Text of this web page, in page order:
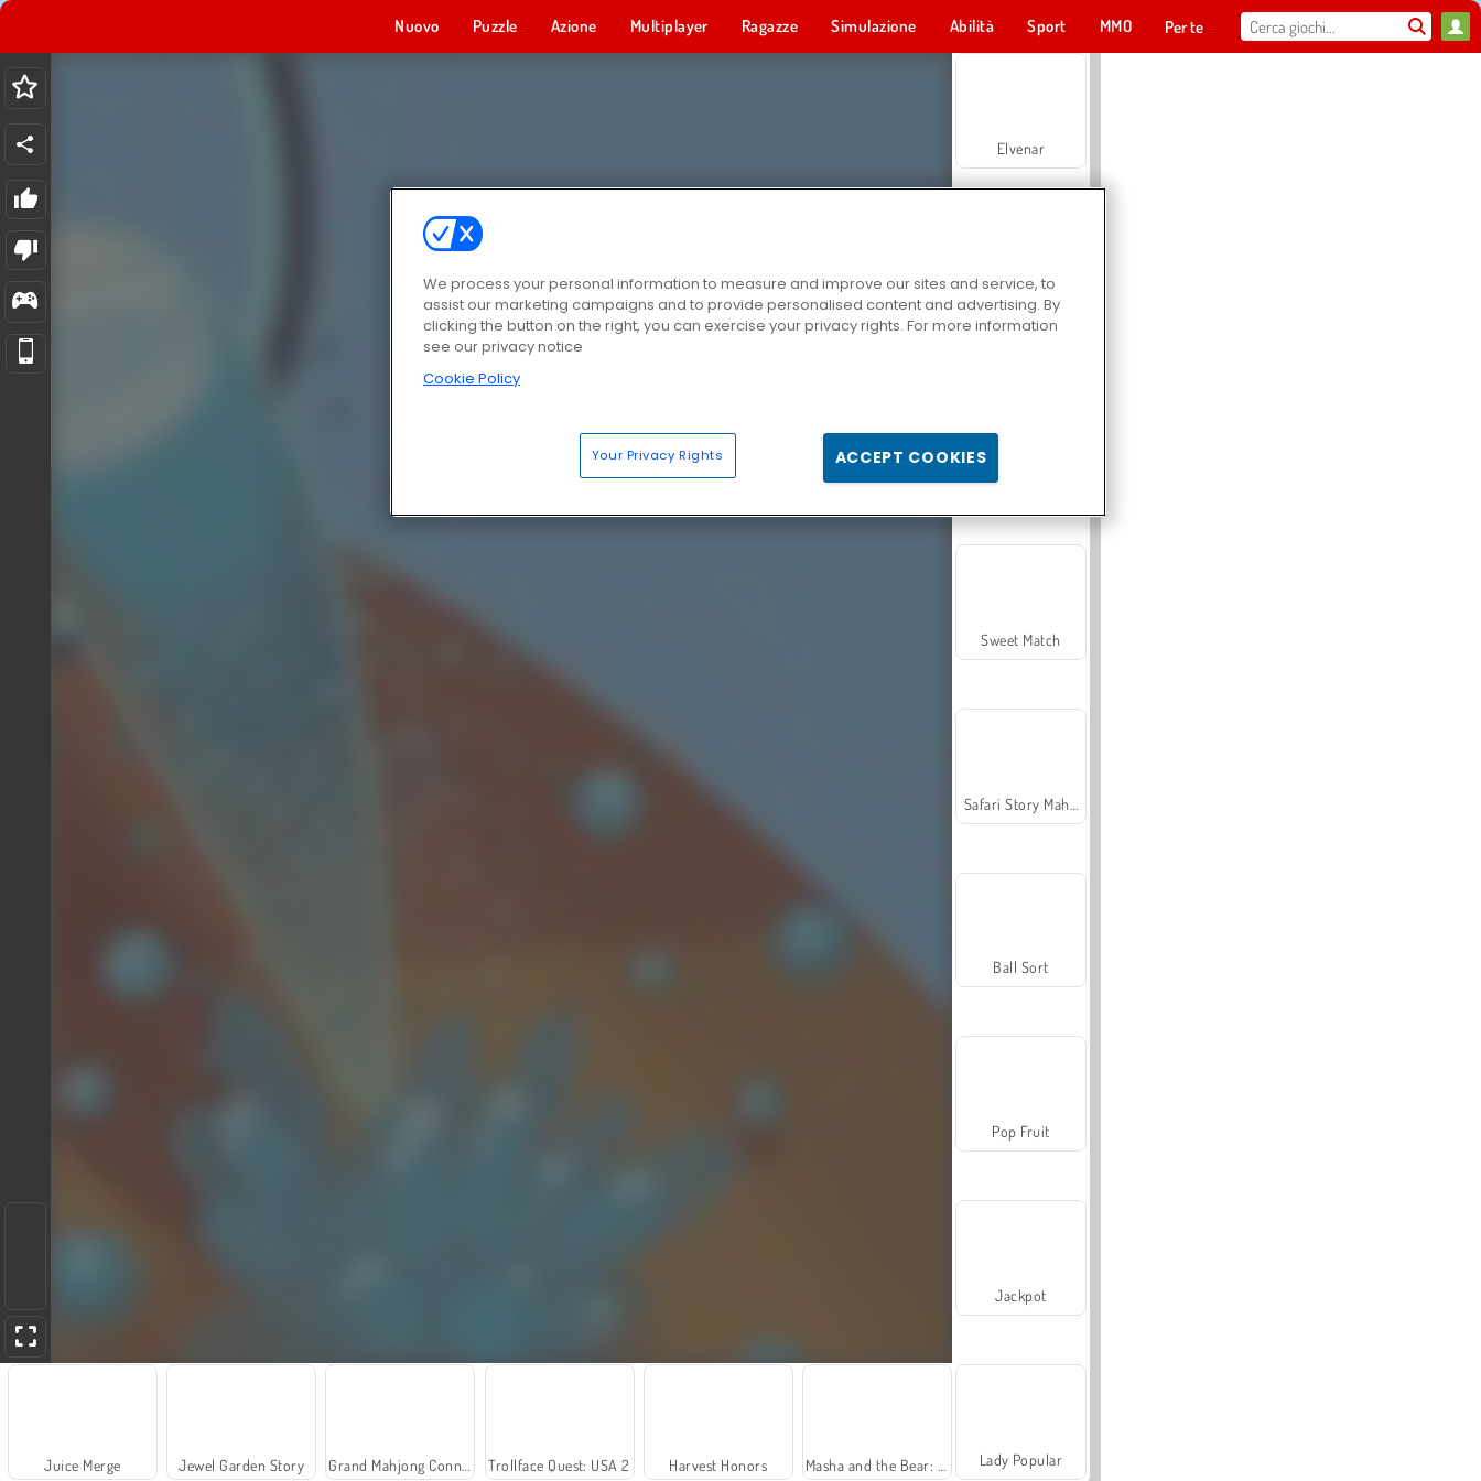
Nuovo Puzzle Azione Multiplayer Ragazze Simulazione Abilità Sport MMO Per te
Juice Merge Jewel Garden Story Trollface Quest: USA 2 Harvest Honors
Elvenar
Sweet Match
Ball Sort
Pop Fruit
Jackpot
Lady Popular
We process your personal information to measure and improve our sites and service, to
assist our marketing campaigns and to provide personalised content and advertising. By
clicking the button on the right, you can exercise your privacy rights. For more information
see our privacy notice
Cookie Policy
Your Privacy Rights ACCEPT COOKIES